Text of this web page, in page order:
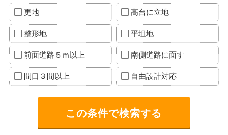
更地 高台に立地
整形地 平坦地
前面道路５ｍ以上 南側道路に面す
間口３間以上 自由設計対応